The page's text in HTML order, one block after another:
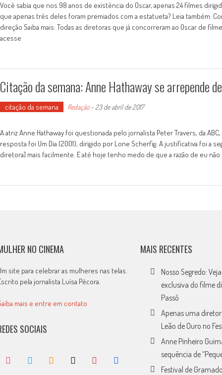
Você sabia que nos 98 anos de existência do Oscar, apenas 24 filmes
que apenas três deles foram premiados com a estatueta? Leia também:
direção Saiba mais: Todas as diretoras que já concorreram ao Oscar de
acesse
Citação da semana: Anne Hathaway se arrepende
citação da semana Redação- 23 de abril de 2017
A atriz Anne Hathaway foi questionada pelo jornalista Peter Travers, da
resposta foi Um Dia (2001), dirigido por Lone Scherfig. A justificativa foi a
diretora] mais facilmente. E até hoje tenho medo de que a razão de eu
NO CINEMA
site para celebrar as mulheres nas telas.
pela jornalista Luísa Pécora.
mais e entre em contato
SOCIAIS
MAIS RECENTES
Nosso Segredo:
exclusiva do filme
Passô
Apenas uma
Leão de Ouro no
Anne Pinheiro
sequência de
Festival de